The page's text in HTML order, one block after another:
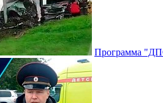
Программа